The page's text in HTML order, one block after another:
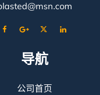
导航
公司首页